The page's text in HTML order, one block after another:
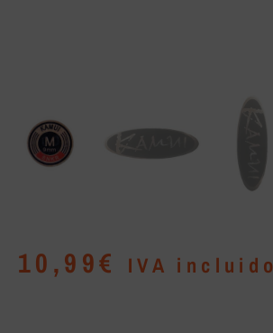
10,99€ IVA incluido